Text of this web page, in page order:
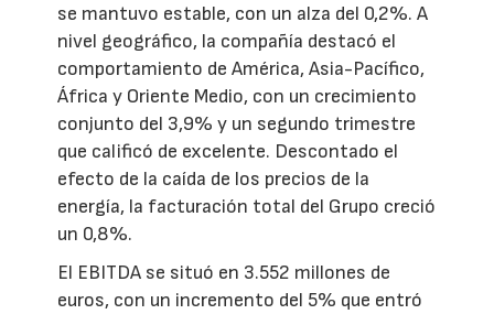
se mantuvo estable, con un alza del 0,2%. A
nivel geográfico, la compañía destacó el
comportamiento de América, Asia-Pacífico,
África y Oriente Medio, con un crecimiento
conjunto del 3,9% y un segundo trimestre
que calificó de excelente. Descontado el
efecto de la caída de los precios de la
energía, la facturación total del Grupo creció
un 0,8%.
El EBITDA se situó en 3.552 millones de
euros, con un incremento del 5% que entró